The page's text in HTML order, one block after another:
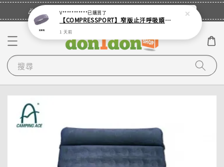
🎉登入會員・領取您的專屬折扣券！ 立即登入
搜尋
V***********已購買了
【COMPRESSPORT】窄版止汗呼吸頭帶2.0_【零碼】
1 天前